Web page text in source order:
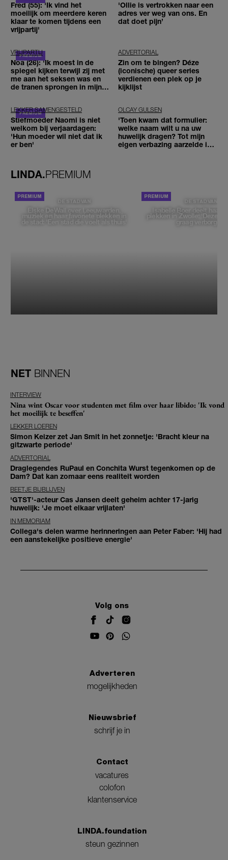
Fred (55): 'Ik vind het
moeilijk om meerdere keren
klaar te komen tijdens een
vrijpartij'
'Ollie is vertrokken naar een
adres ver weg van ons. En
dat doet pijn’
VRIJPARTIJ
Noa (26): 'Ik moest in de
spiegel kijken terwijl zij met
me aan het seksen was en
de tranen sprongen in mijn
ADVERTORIAL
Zin om te bingen? Déze
(iconische) queer series
verdienen een plek op je
kijklijst
LEKKER SAMENGESTELD
Stiefmoeder Naomi is niet
welkom bij verjaardagen:
'Hun moeder wil niet dat ik
er ben'
OLCAY GULSEN
'Toen kwam dat formulier:
welke naam wilt u na uw
huwelijk dragen? Tot mijn
eigen verbazing aarzelde ik
LINDA.PREMIUM
DE STAD VAN
Elske DeWall over Leeuwarden,
muziek en haar favoriete plekken in
de stad: 'Een stad die voelt als thuis'
DE STAD VAN
Isabelle Boer deelt haar
plekken in Zwolle: 'Deze
graag verborgen'
NET BINNEN
INTERVIEW
Nina wint Oscar voor studenten met film over haar libido: 'Ik vond
het moeilijk te beseffen'
LEKKER LOEREN
Simon Keizer zet Jan Smit in het zonnetje: 'Bracht kleur na
gitzwarte periode'
ADVERTORIAL
Draglegendes RuPaul en Conchita Wurst tegenkomen op de
Dam? Dat kan zomaar eens realiteit worden
BEETJE BIJBLIJVEN
'GTST'-acteur Cas Jansen deelt geheim achter 17-jarig
huwelijk: 'Je moet elkaar vrijlaten'
IN MEMORIAM
Collega's delen warme herinneringen aan Peter Faber: 'Hij had
een aanstekelijke positieve energie'
Volg ons
Adverteren
mogelijkheden
Nieuwsbrief
schrijf je in
Contact
vacatures
colofon
klantenservice
LINDA.foundation
steun gezinnen